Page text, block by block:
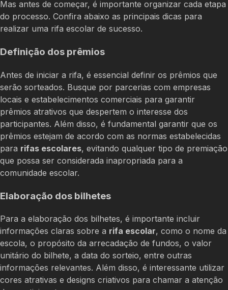
Mas antes de começar, é importante organizar cada etapa
do processo. Confira abaixo as principais dicas para
realizar uma rifa escolar de sucesso.
Definição dos prêmios
Antes de iniciar a rifa, é essencial definir os prêmios que
serão sorteados. Busque por parcerias com empresas
locais e estabelecimentos comerciais para garantir
prêmios atrativos que despertem o interesse dos
participantes. Além disso, é fundamental garantir que os
prêmios estejam de acordo com as normas estabelecidas
para rifas escolares, evitando qualquer tipo de premiação
que possa ser considerada inapropriada para a
comunidade escolar.
Elaboração dos bilhetes
Para a elaboração dos bilhetes, é importante incluir
informações claras sobre a rifa escolar, como o nome da
escola, o propósito da arrecadação de fundos, o valor
unitário do bilhete, a data do sorteio, entre outras
informações relevantes. Além disso, é interessante utilizar
cores atrativas e designs criativos para chamar a atenção